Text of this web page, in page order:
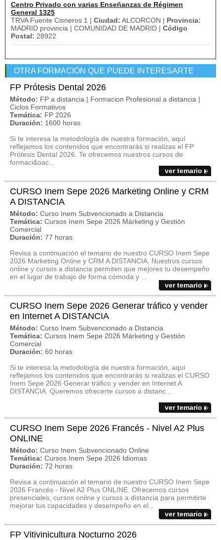
Centro Privado con varias Enseñanzas de Régimen
General 1325
TRVA Fuente Cisneros 1 | Ciudad: ALCORCON | Provincia:
MADRID provincia | COMUNIDAD DE MADRID | Código
Postal: 28922
OTRA FORMACIÓN QUE PUEDE INTERESARTE
FP Prótesis Dental 2026
Método: FP a distancia | Formacion Profesional a distancia |
Ciclos Formativos
Temática: FP 2026
Duración: 1600 horas
Si te interesa la metodología de nuestra formación, aquí
reflejamos los contenidos que encontrarás si realizas el FP
Prótesis Dental 2026. Te ofrecemos nuestros cursos de
formaci&oac...
ver temario
CURSO Inem Sepe 2026 Marketing Online y CRM
A DISTANCIA
Método: Curso Inem Subvencionado a Distancia
Temática: Cursos Inem Sepe 2026 Márketing y Gestión
Comercial
Duración: 77 horas
Revisa a continuación el temario de nuestro CURSO Inem Sepe
2026 Marketing Online y CRM A DISTANCIA. Nuestros cursos
online y cursos a distancia permiten que mejores tu desempeño
en el lugar de trabajo de forma cómoda y ...
ver temario
CURSO Inem Sepe 2026 Generar tráfico y vender
en Internet A DISTANCIA
Método: Curso Inem Subvencionado a Distancia
Temática: Cursos Inem Sepe 2026 Márketing y Gestión
Comercial
Duración: 60 horas
Si te interesa la metodología de nuestra formación, aquí
reflejamos los contenidos que encontrarás si realizas el CURSO
Inem Sepe 2026 Generar tráfico y vender en Internet A
DISTANCIA. Queremos ofrecerte cursos a distanc...
ver temario
CURSO Inem Sepe 2026 Francés - Nivel A2 Plus
ONLINE
Método: Curso Inem Subvencionado Online
Temática: Cursos Inem Sepe 2026 Idiomas
Duración: 72 horas
Revisa a continuación el temario de nuestro CURSO Inem Sepe
2026 Francés - Nivel A2 Plus ONLINE. Ofrecemos cursos
presenciales, cursos online y cursos a distancia para permitirte
mejorar tus capacidades y desempeño en el...
ver temario
FP Vitivinicultura Nocturno 2026